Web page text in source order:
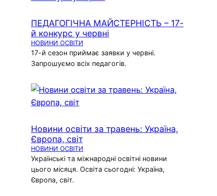
ПЕДАГОГІЧНА МАЙСТЕРНІСТЬ – 17-
й конкурс у червні
НОВИНИ ОСВІТИ
17-й сезон приймає заявки у червні.
Запрошуємо всіх педагогів.
Новини освіти за травень: Україна,
Європа, світ
НОВИНИ ОСВІТИ
Українські та міжнародні освітні новини
цього місяця. Освіта сьогодні: Україна,
Європа, світ.